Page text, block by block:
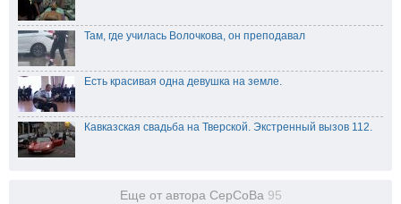
Там, где училась Волочкова, он преподавал
Есть красивая одна девушка на земле.
Кавказская свадьба на Тверской. Экстренный вызов 112.
Еще от автора CepCoBa 95